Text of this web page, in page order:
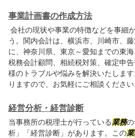
事業計画書の作成方法
会社の現状や事業の特徴などを事細
う。関内会計は、横浜市、川崎市、
に、神奈川県、東京～愛知までの東海
税務会計顧問、相続税対策、確定申
様のトラブルや悩みを解決いたしま
りますので、お気軽にご相談ください
経営分析・経営診断
当事務所の税理士が行っている業務
析」「経営診断」があります。この